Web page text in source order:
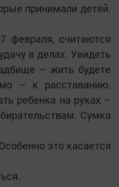
принимали детей.
февраля, считаются
в делах. Увидеть
– жить будете
– к расставанию.
ребенка на руках –
Сумка
это касается